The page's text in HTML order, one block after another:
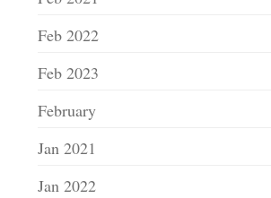
Feb 2022
Feb 2023
February
Jan 2021
Jan 2022